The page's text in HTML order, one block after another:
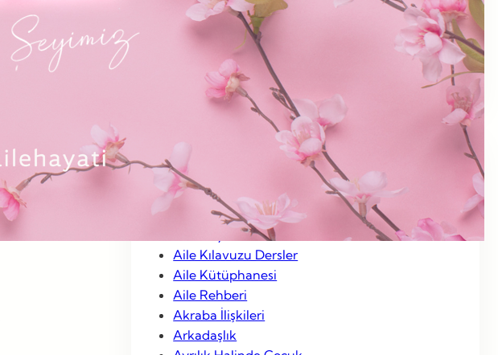
Ocak 2013
Kasım 2012
Ocak 2012
Categories
Aile Kılavuzu Dersler
Aile Kütüphanesi
Aile Rehberi
Akraba İlişkileri
Arkadaşlık